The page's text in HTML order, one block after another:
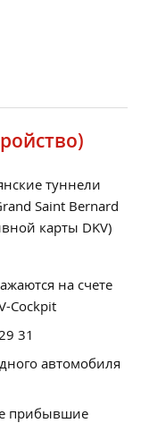
туннели
Saint Bernard
карты DKV)
на счете
Cockpit
31
автомобиля
прибывшие